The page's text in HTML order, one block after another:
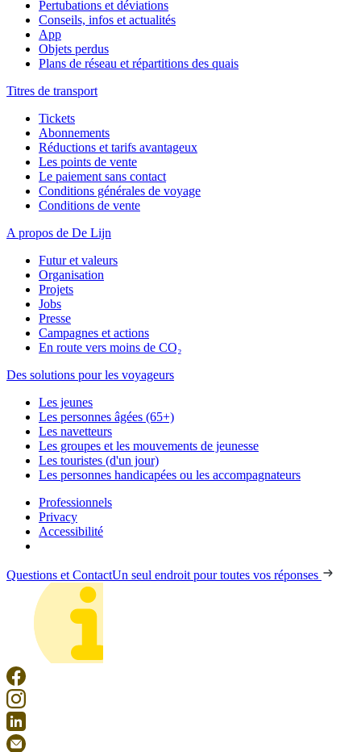
Pertubations et déviations
Conseils, infos et actualités
App
Objets perdus
Plans de réseau et répartitions des quais
Titres de transport
Tickets
Abonnements
Réductions et tarifs avantageux
Les points de vente
Le paiement sans contact
Conditions générales de voyage
Conditions de vente
A propos de De Lijn
Futur et valeurs
Organisation
Projets
Jobs
Presse
Campagnes et actions
En route vers moins de CO₂
Des solutions pour les voyageurs
Les jeunes
Les personnes âgées (65+)
Les navetteurs
Les groupes et les mouvements de jeunesse
Les touristes (d'un jour)
Les personnes handicapées ou les accompagnateurs
Professionnels
Privacy
Accessibilité
Questions et ContactUn seul endroit pour toutes vos réponses